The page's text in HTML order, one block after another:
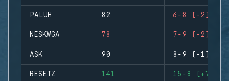
PALUH 82 6-8 (-2)
NESKWGA 78 7-9 (-2)
ASK 90 8-9 (-1)
RESETZ 141 15-8 (+7)